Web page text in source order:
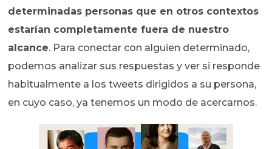
determinadas personas que en otros contextos
estarían completamente fuera de nuestro
alcance. Para conectar con alguien determinado,
podemos analizar sus respuestas y ver si responde
habitualmente a los tweets dirigidos a su persona,
en cuyo caso, ya tenemos un modo de acercarnos.